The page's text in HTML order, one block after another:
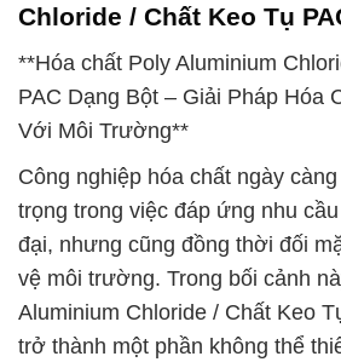
Chloride / Chất Keo Tụ
**Hóa chất Poly Aluminium
PAC Dạng Bột – Giải Pháp Hóa
Với Môi Trường**
Công nghiệp hóa chất ngày
trọng trong việc đáp ứng nhu
đại, nhưng cũng đồng thời đối
vệ môi trường. Trong bối cảnh
Aluminium Chloride / Chất Keo
trở thành một phần không thể